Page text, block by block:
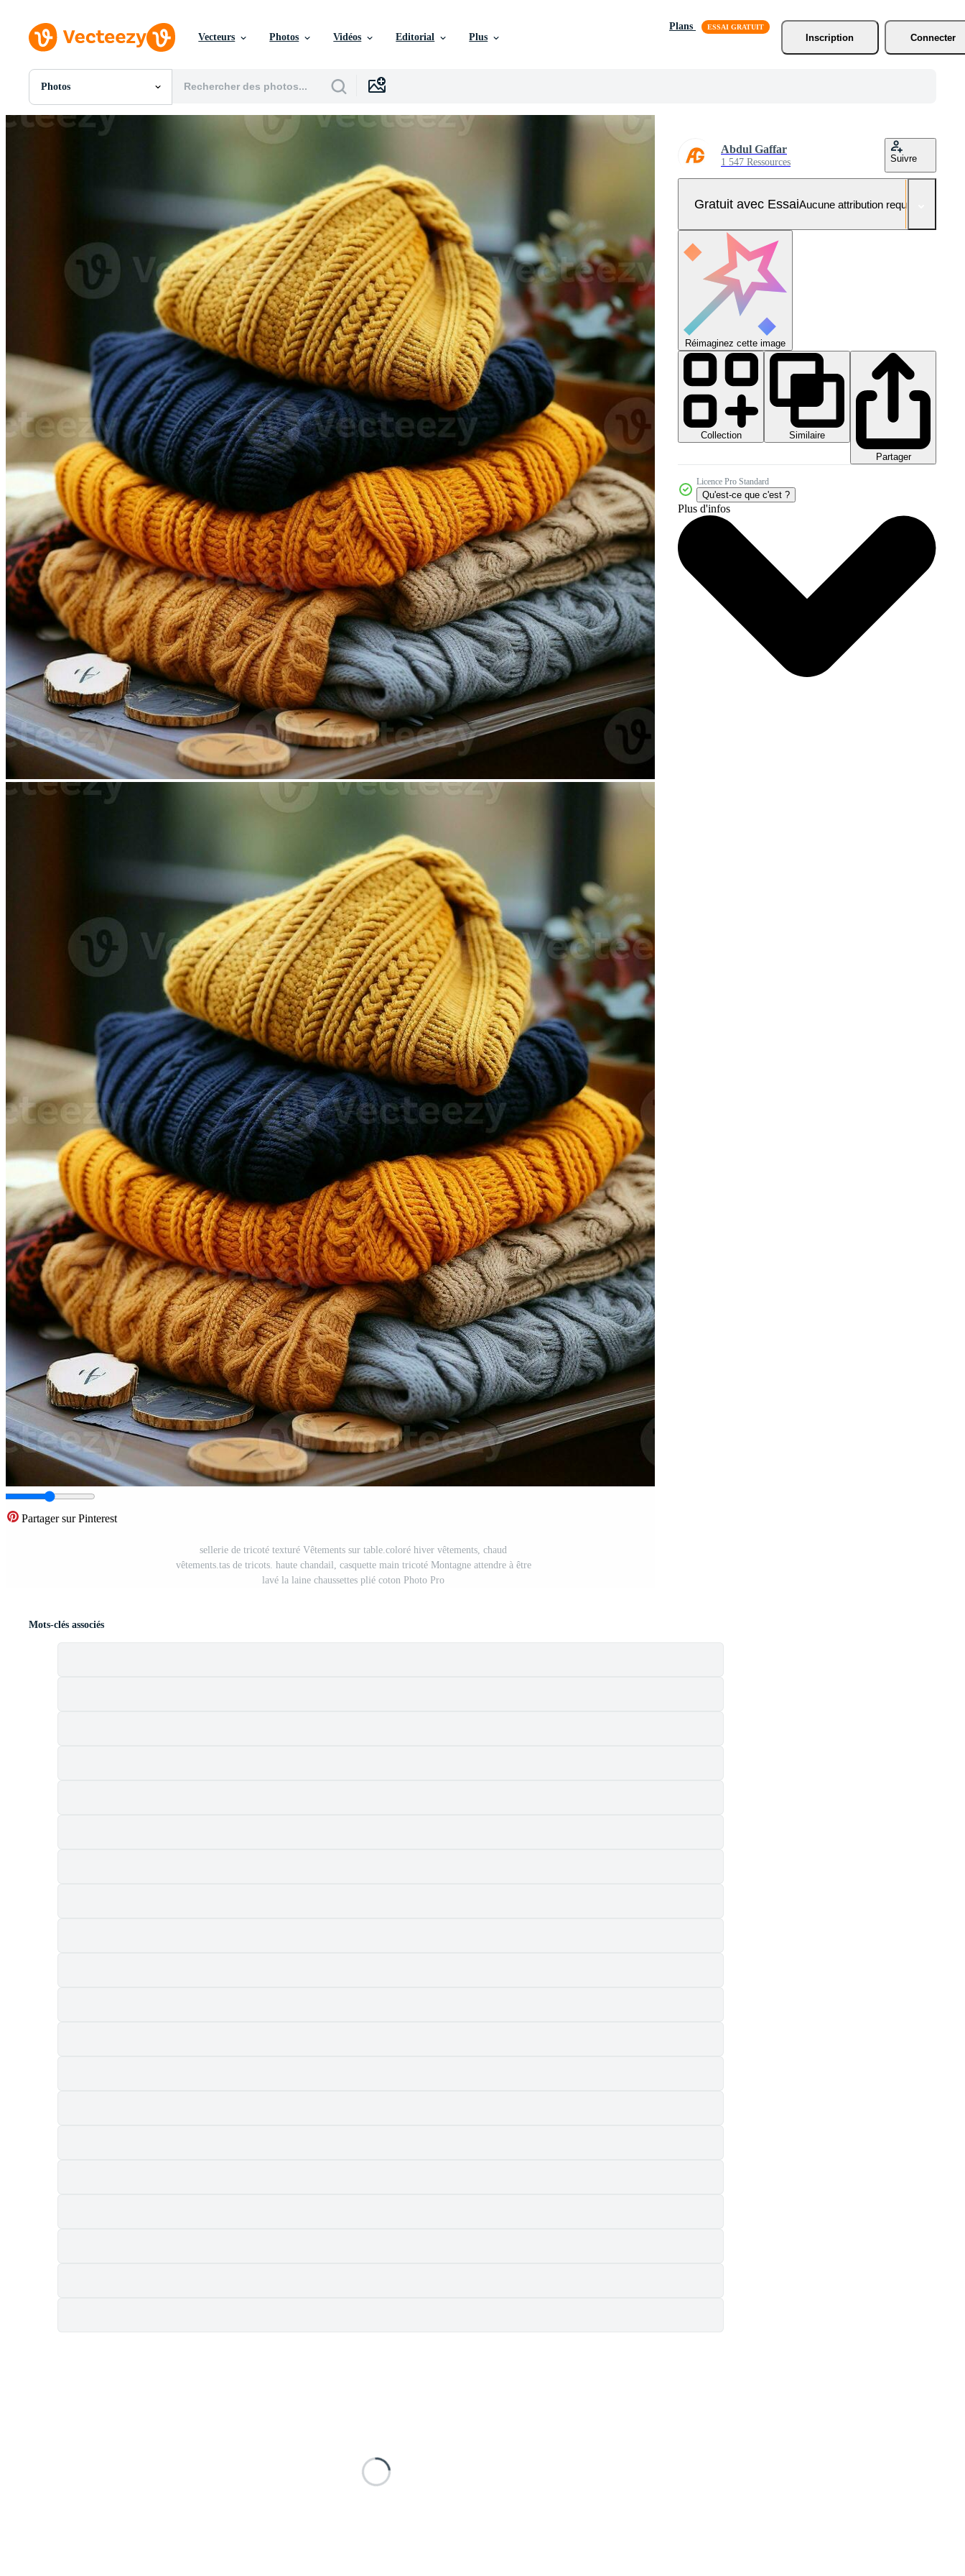
Vecteurs Photos Vidéos Editorial Plus
Plans
Inscription
Connecter
Photos
Toutes Images
Photos
Événements Éditoriaux
Partager sur Pinterest
sellerie de tricoté texturé Vêtements sur table.coloré hiver vêtements, chaud
vêtements.tas de tricots. haute chandail, casquette main tricoté Montagne attendre à être
lavé la laine chaussettes plié coton Photo Pro
Abdul Gaffar
1 547 Ressources Suivre
Gratuit avec EssaiAucune attribution requise
Réimaginez cette image
Collection
Similaire
Partager
Licence Pro Standard
Qu'est-ce que c'est ?
Plus d'infos
Mots-clés associés